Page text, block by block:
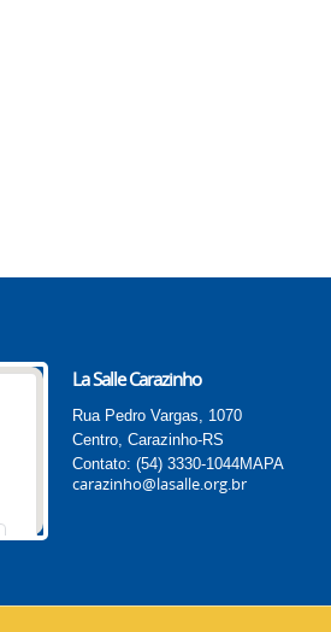
La Salle Carazinho
Rua Pedro Vargas, 1070
Centro, Carazinho-RS
Contato: (54) 3330-1044MAPA
carazinho@lasalle.org.br